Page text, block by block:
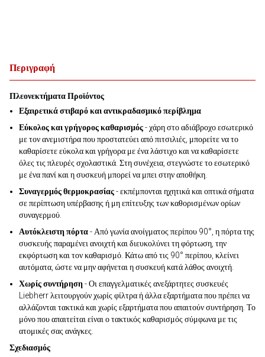
Περιγραφή
Πλεονεκτήματα Προϊόντος
Εξαιρετικά στιβαρό και αντικραδασμικό περίβλημα
Εύκολος και γρήγορος καθαρισμός- χάρη στο αδιάβροχο εσωτερικό
με τον ανεμιστήρα που προστατεύει από πιτσιλιές, μπορείτε να το
καθαρίσετε εύκολα και γρήγορα με ένα λάστιχο και να καθαρίσετε
όλες τις πλευρές σχολαστικά. Στη συνέχεια, στεγνώστε το εσωτερικό
με ένα πανί και η συσκευή μπορεί να μπει στην αποθήκη.
Συναγερμός θερμοκρασίας- εκπέμπονται ηχητικά και οπτικά σήματα
σε περίπτωση υπέρβασης ή μη επίτευξης των καθορισμένων ορίων
συναγερμού.
Αυτόκλειστη πόρτα- Από γωνία ανοίγματος περίπου 90°, η πόρτα της
συσκευής παραμένει ανοιχτή και διευκολύνει τη φόρτωση, την
εκφόρτωση και τον καθαρισμό. Κάτω από τις 90° περίπου, κλείνει
αυτόματα, ώστε να μην αφήνεται η συσκευή κατά λάθος ανοιχτή.
Χωρίς συντήρηση- Οι επαγγελματικές ανεξάρτητες συσκευές
Liebherr λειτουργούν χωρίς φίλτρα ή άλλα εξαρτήματα που πρέπει να
αλλάζονται τακτικά και χωρίς εξαρτήματα που απαιτούν συντήρηση. Το
μόνο που απαιτείται είναι ο τακτικός καθαρισμός σύμφωνα με τις
ατομικές σας ανάγκες.
Σχεδιασμός